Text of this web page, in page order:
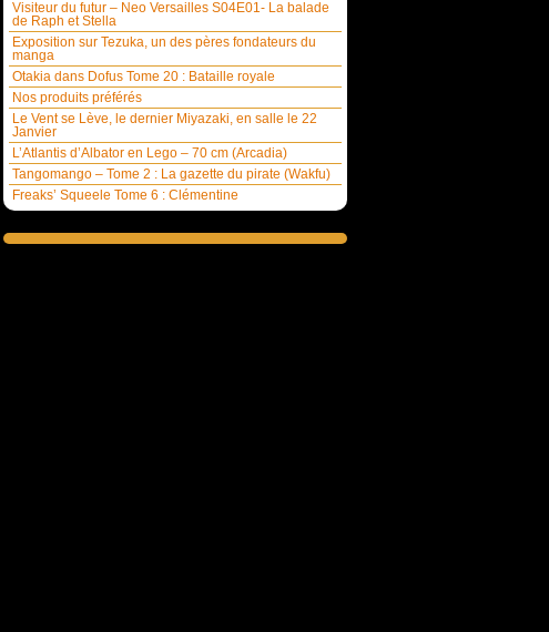
Visiteur du futur – Neo Versailles S04E01- La balade
de Raph et Stella
Exposition sur Tezuka, un des pères fondateurs du
manga
Otakia dans Dofus Tome 20 : Bataille royale
Nos produits préférés
Le Vent se Lève, le dernier Miyazaki, en salle le 22
Janvier
L’Atlantis d’Albator en Lego – 70 cm (Arcadia)
Tangomango – Tome 2 : La gazette du pirate (Wakfu)
Freaks’ Squeele Tome 6 : Clémentine